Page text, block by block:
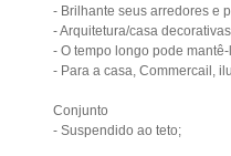
- Brilhante seus arredores e
- Arquitetura/casa
- O tempo longo pode
- Para a casa, Commercail,
Conjunto
- Suspendido ao teto;